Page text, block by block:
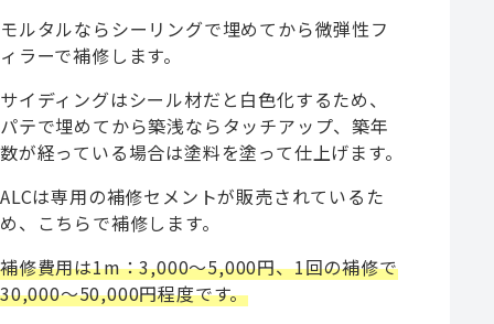
モルタルならシーリングで埋めてから微弾性フ
ィラーで補修します。
サイディングはシール材だと白色化するため、
パテで埋めてから築浅ならタッチアップ、築年
数が経っている場合は塗料を塗って仕上げます。
ALCは専用の補修セメントが販売されているた
め、こちらで補修します。
補修費用は1m：3,000～5,000円、1回の補修で
30,000～50,000円程度です。